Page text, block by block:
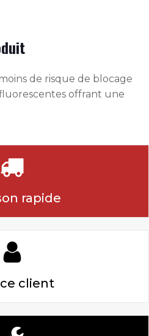
de risque de blocage
offrant une
rapide
client